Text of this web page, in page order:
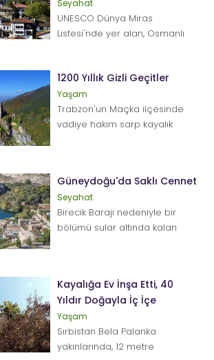
Seyahat
UNESCO Dünya Miras
Listesi'nde yer alan, Osmanlı
1200 Yıllık Gizli Geçitler
Yaşam
Trabzon'un Maçka ilçesinde
vadiye hakim sarp kayalık
Güneydoğu'da Saklı Cennet
Seyahat
Birecik Barajı nedeniyle bir
bölümü sular altında kalan
Kayalığa Ev İnşa Etti, 40
Yıldır Doğayla İç İçe
Yaşam
Sırbistan Bela Palanka
yakınlarında, 12 metre